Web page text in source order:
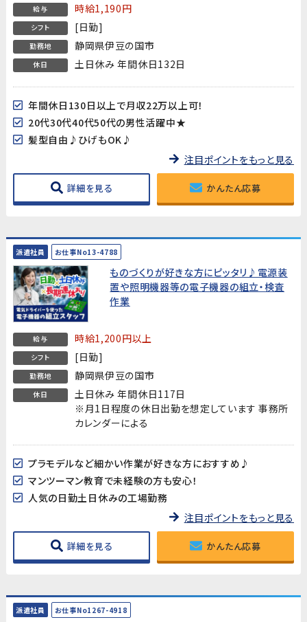
給与 時給1,190円
シフト [日勤]
勤務地 静岡県伊豆の国市
休日 土日休み 年間休日132日
年間休日130日以上で月収22万以上可！
20代30代40代50代の男性活躍中★
髪型自由♪ひげもOK♪
注目ポイントをもっと見る
詳細を見る かんたん応募
派遣社員 お仕事No13-4788
ものづくりが好きな方にピッタリ♪電源装
置や照明機器等の電子機器の組立・検査
作業
給与 時給1,200円以上
シフト [日勤]
勤務地 静岡県伊豆の国市
休日
土日休み 年間休日117日
※月1日程度の休日出勤を想定しています 事務所
カレンダーによる
プラモデルなど細かい作業が好きな方におすすめ♪
マンツーマン教育で未経験の方も安心！
人気の日勤土日休みの工場勤務
注目ポイントをもっと見る
詳細を見る かんたん応募
派遣社員 お仕事No1267-4918